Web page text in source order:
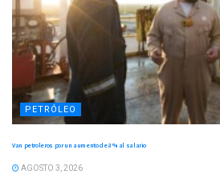
PETRÓLEO
Van petroleros por un aumento de 8 % al salario
AGOSTO 3, 2026